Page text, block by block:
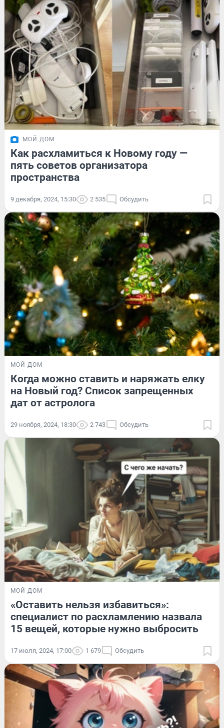
МОЙ ДОМ
Как расхламиться к Новому году —
пять советов организатора
пространства
9 декабря, 2024, 15:30 2 535 Обсудить
МОЙ ДОМ
Когда можно ставить и наряжать елку
на Новый год? Список запрещенных
дат от астролога
29 ноября, 2024, 18:30 2 743 Обсудить
МОЙ ДОМ
«Оставить нельзя избавиться»:
специалист по расхламлению назвала
15 вещей, которые нужно выбросить
17 июля, 2024, 17:00 1 679 Обсудить